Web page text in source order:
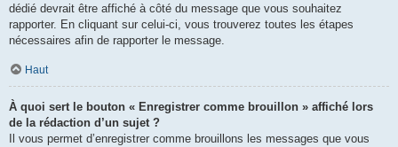
dédié devrait être affiché à côté du message que vous souhaitez
rapporter. En cliquant sur celui-ci, vous trouverez toutes les étapes
nécessaires afin de rapporter le message.
Haut
À quoi sert le bouton « Enregistrer comme brouillon » affiché lors
de la rédaction d’un sujet ?
Il vous permet d’enregistrer comme brouillons les messages que vous